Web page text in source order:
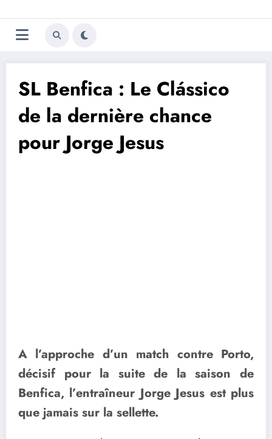
au
contenu
Trivela
L'actualité du football
SL Benfica : Le Clássico
de la dernière chance
pour Jorge Jesus
A l’approche d’un match contre Porto,
décisif pour la suite de la saison de
Benfica, l’entraîneur Jorge Jesus est plus
que jamais sur la sellette.